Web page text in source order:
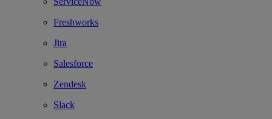
Freshworks
Jira
Salesforce
Zendesk
Slack